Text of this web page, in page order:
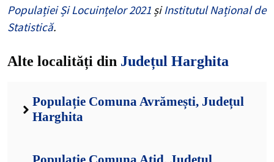
Populației Și Locuințelor 2021 șiInstitutul Național de
Statistică.
Alte localități din Județul Harghita
Populație Comuna Avrămești, Județul
Harghita